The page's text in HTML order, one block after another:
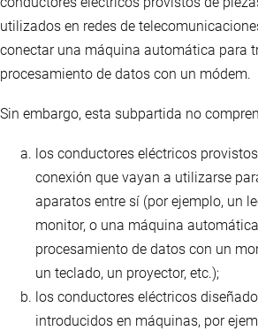
utilizados en redes de
conectar una máquina automática para
procesamiento de datos con un módem.
Sin embargo, esta subpartida no
los conductores eléctricos
conexión que vayan a utilizarse
aparatos entre sí (por ejemplo, un
monitor, o una máquina
procesamiento de datos con un
un teclado, un proyector, etc.);
los conductores eléctricos
introducidos en máquinas, por